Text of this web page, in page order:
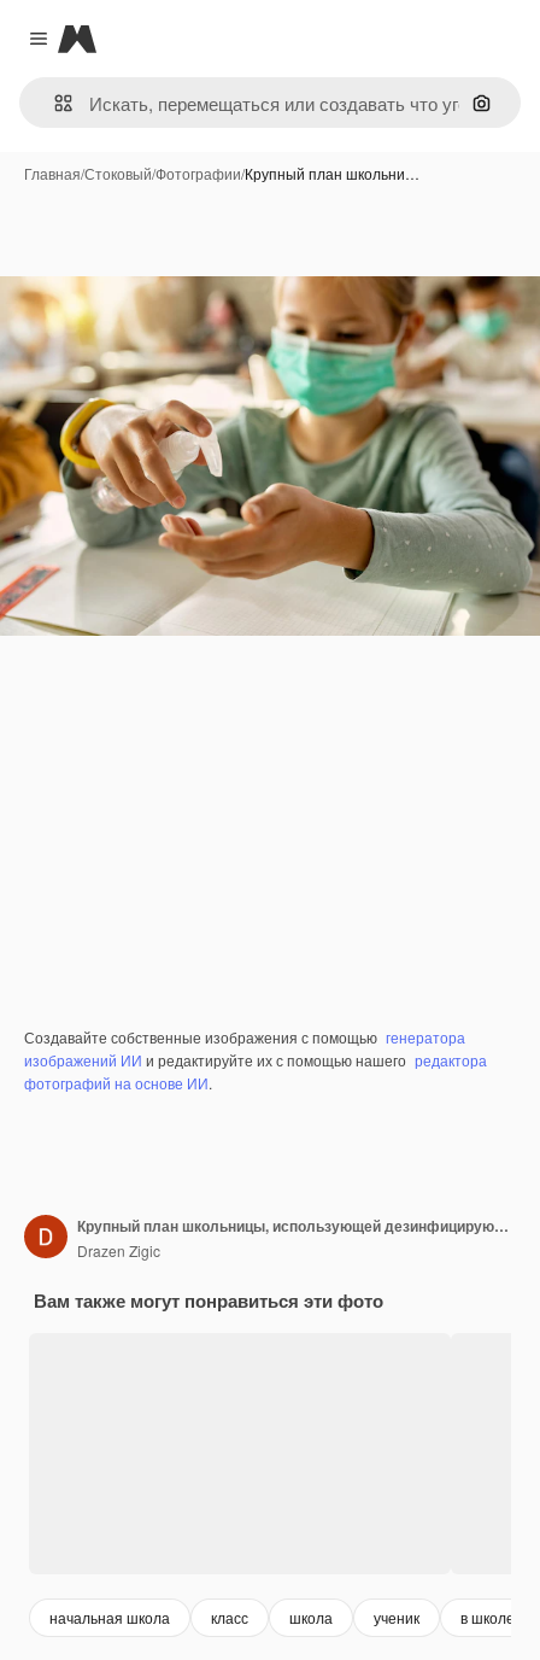
Close menu
Magnific
Поиск
Главная/Стоковый/Фотографии/Крупный план школьни…
Создавайте собственные изображения с помощью генератора
изображений ИИ и редактируйте их с помощью нашего редактора
фотографий на основе ИИ.
Крупный план школьницы, использующей дезинфицирующее средство для рук в классе
Drazen Zigic
Вам также могут понравиться эти фото
начальная школа класс школа ученик в школе